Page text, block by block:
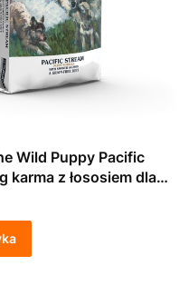
Wild Puppy Pacific
karma z łososiem dla